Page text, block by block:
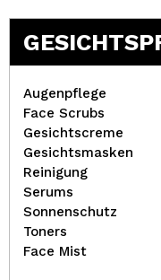
Augenpflege
Face Scrubs
Gesichtscreme
Gesichtsmasken
Reinigung
Serums
Sonnenschutz
Toners
Face Mist